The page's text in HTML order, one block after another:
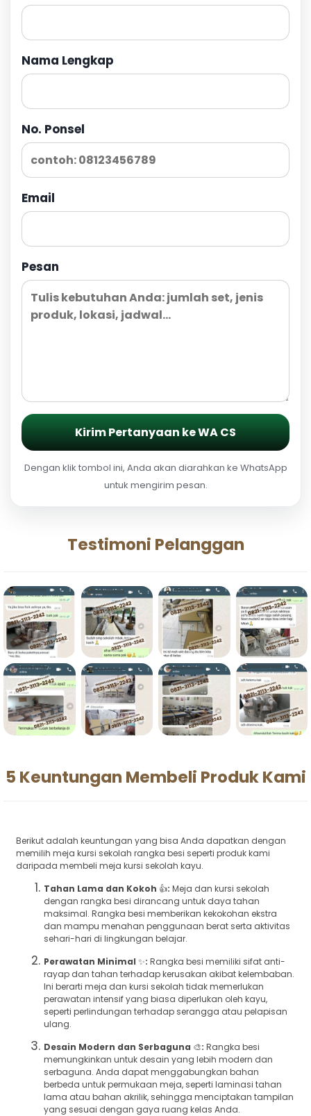
Nama Lengkap
No. Ponsel
Email
Pesan
Kirim Pertanyaan ke WA CS
Dengan klik tombol ini, Anda akan diarahkan ke WhatsApp
untuk mengirim pesan.
Testimoni Pelanggan
5 Keuntungan Membeli Produk Kami
Berikut adalah keuntungan yang bisa Anda dapatkan dengan
memilih meja kursi sekolah rangka besi seperti produk kami
daripada membeli meja kursi sekolah kayu.
Tahan Lama dan Kokoh 👍: Meja dan kursi sekolah
dengan rangka besi dirancang untuk daya tahan
maksimal. Rangka besi memberikan kekokohan ekstra
dan mampu menahan penggunaan berat serta aktivitas
sehari-hari di lingkungan belajar.
Perawatan Minimal ✨: Rangka besi memiliki sifat anti-
rayap dan tahan terhadap kerusakan akibat kelembaban.
Ini berarti meja dan kursi sekolah tidak memerlukan
perawatan intensif yang biasa diperlukan oleh kayu,
seperti perlindungan terhadap serangga atau pelapisan
ulang.
Desain Modern dan Serbaguna 🎨: Rangka besi
memungkinkan untuk desain yang lebih modern dan
serbaguna. Anda dapat menggabungkan bahan
berbeda untuk permukaan meja, seperti laminasi tahan
lama atau bahan akrilik, sehingga menciptakan tampilan
yang sesuai dengan gaya ruang kelas Anda.